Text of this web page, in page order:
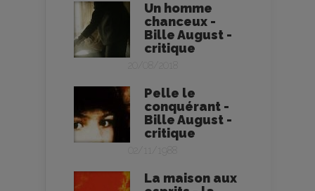
Un homme
chanceux -
Bille August -
critique
20/08/2018
Pelle le
conquérant -
Bille August -
critique
02/11/1988
La maison aux